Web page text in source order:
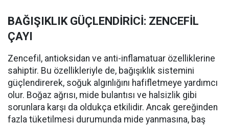
BAĞIŞIKLIK GÜÇLENDİRİCİ: ZENCEFİL
ÇAYI
Zencefil, antioksidan ve anti-inflamatuar özelliklerine
sahiptir. Bu özellikleriyle de, bağışıklık sistemini
güçlendirerek, soğuk algınlığını hafifletmeye yardımcı
olur. Boğaz ağrısı, mide bulantısı ve halsizlik gibi
sorunlara karşı da oldukça etkilidir. Ancak gereğinden
fazla tüketilmesi durumunda mide yanmasına, baş